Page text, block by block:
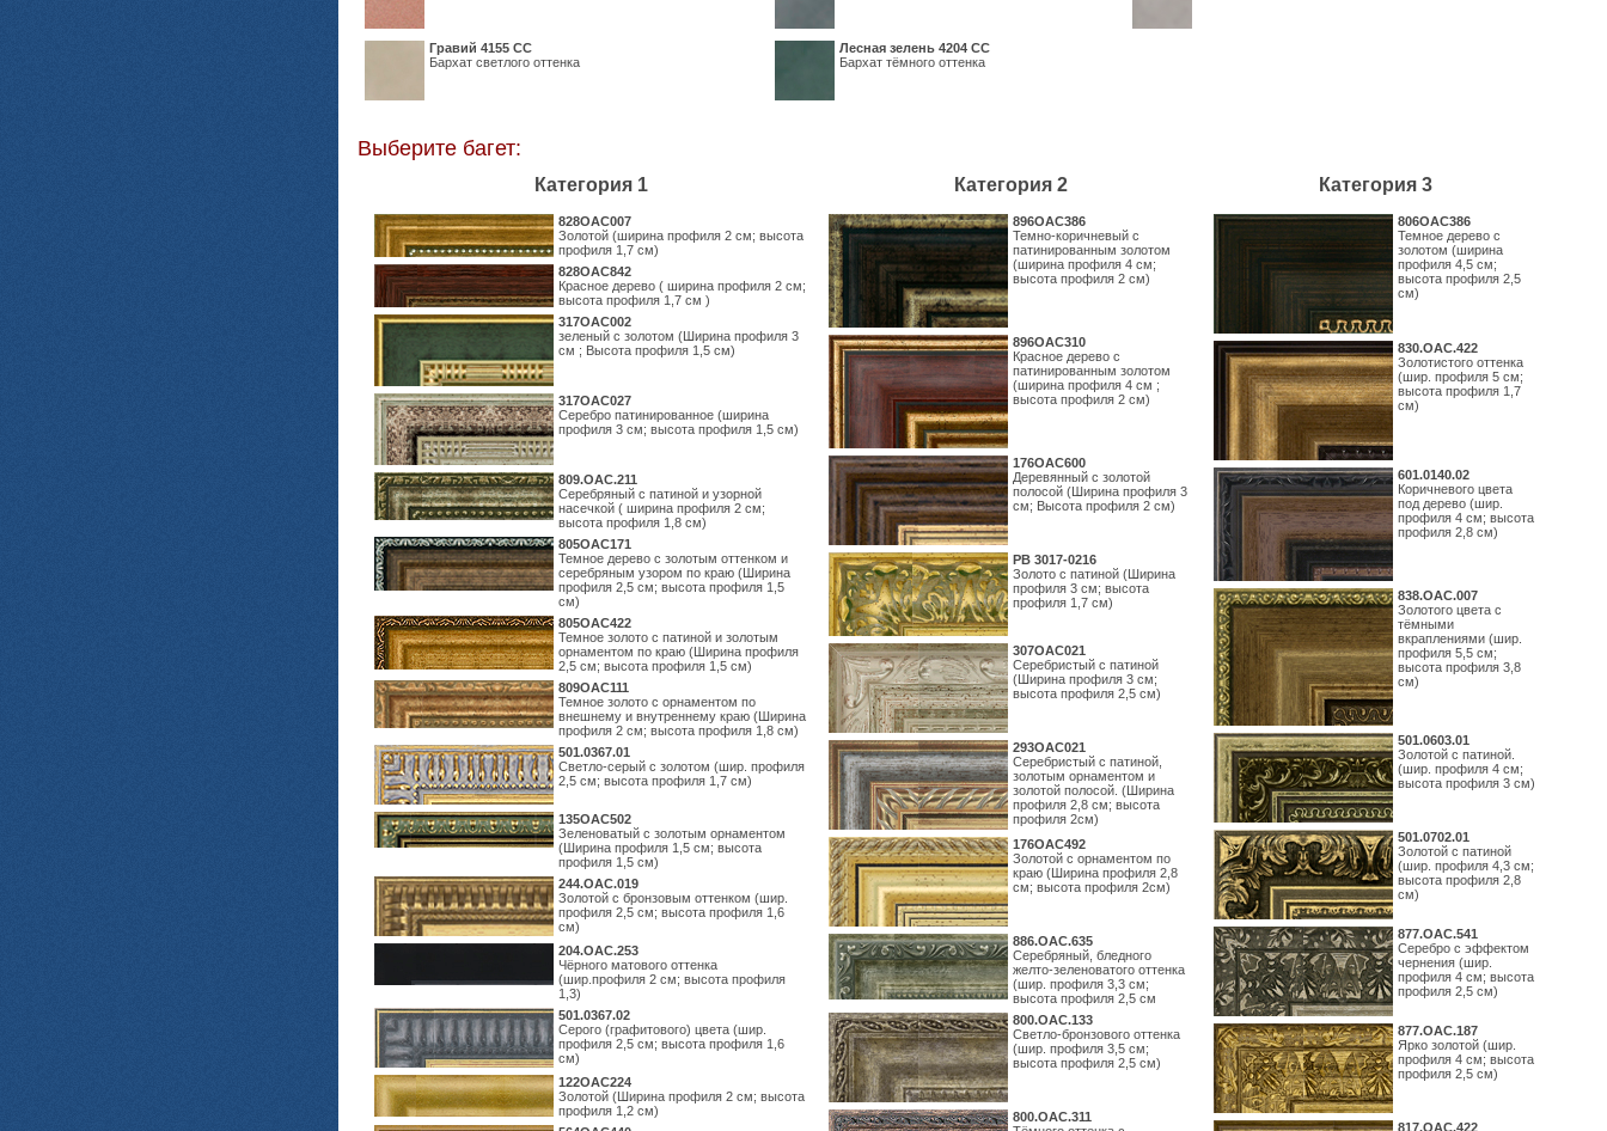
Гравий 4155 СС
Бархат светлого оттенка
Лесная зелень 4204 СС
Бархат тёмного оттенка
Выберите багет:
Категория 1 Категория 2 Категория 3
828OAC007
Золотой (ширина профиля 2 см; высота
профиля 1,7 см)
828OAC842
Красное дерево ( ширина профиля 2 см;
высота профиля 1,7 см )
317OAC002
зеленый с золотом (Ширина профиля 3
см ; Высота профиля 1,5 см)
317OAC027
Серебро патинированное (ширина
профиля 3 см; высота профиля 1,5 см)
809.ОАС.211
Серебряный с патиной и узорной
насечкой ( ширина профиля 2 см;
высота профиля 1,8 см)
805OAC171
Темное дерево с золотым оттенком и
серебряным узором по краю (Ширина
профиля 2,5 см; высота профиля 1,5
см)
805OAC422
Темное золото с патиной и золотым
орнаментом по краю (Ширина профиля
2,5 см; высота профиля 1,5 см)
809OAC111
Темное золото с орнаментом по
внешнему и внутреннему краю (Ширина
профиля 2 см; высота профиля 1,8 см)
501.0367.01
Светло-серый с золотом (шир. профиля
2,5 см; высота профиля 1,7 см)
135OAC502
Зеленоватый с золотым орнаментом
(Ширина профиля 1,5 см; высота
профиля 1,5 см)
244.ОАС.019
Золотой с бронзовым оттенком (шир.
профиля 2,5 см; высота профиля 1,6
см)
204.OAC.253
Чёрного матового оттенка
(шир.профиля 2 см; высота профиля
1,3)
501.0367.02
Серого (графитового) цвета (шир.
профиля 2,5 см; высота профиля 1,6
см)
122OAC224
Золотой (Ширина профиля 2 см; высота
профиля 1,2 см)
896OAC386
Темно-коричневый с
патинированным золотом
(ширина профиля 4 см;
высота профиля 2 см)
896OAC310
Красное дерево с
патинированным золотом
(ширина профиля 4 см ;
высота профиля 2 см)
176OAC600
Деревянный с золотой
полосой (Ширина профиля 3
см; Высота профиля 2 см)
PB 3017-0216
Золото с патиной (Ширина
профиля 3 см; высота
профиля 1,7 см)
307OAC021
Серебристый с патиной
(Ширина профиля 3 см;
высота профиля 2,5 см)
293OAC021
Серебристый с патиной,
золотым орнаментом и
золотой полосой. (Ширина
профиля 2,8 см; высота
профиля 2см)
176OAC492
Золотой с орнаментом по
краю (Ширина профиля 2,8
см; высота профиля 2см)
886.ОАС.635
Серебряный, бледного
желто-зеленоватого оттенка
(шир. профиля 3,3 см;
высота профиля 2,5 см
800.ОАС.133
Светло-бронзового оттенка
(шир. профиля 3,5 см;
высота профиля 2,5 см)
800.ОАС.311
806OAC386
Темное дерево с
золотом (ширина
профиля 4,5 см;
высота профиля 2,5
см)
830.ОАС.422
Золотистого оттенка
(шир. профиля 5 см;
высота профиля 1,7
см)
601.0140.02
Коричневого цвета
под дерево (шир.
профиля 4 см; высота
профиля 2,8 см)
838.ОАС.007
Золотого цвета с
тёмными
вкраплениями (шир.
профиля 5,5 см;
высота профиля 3,8
см)
501.0603.01
Золотой с патиной.
(шир. профиля 4 см;
высота профиля 3 см)
501.0702.01
Золотой с патиной
(шир. профиля 4,3 см;
высота профиля 2,8
см)
877.ОАС.541
Серебро с эффектом
чернения (шир.
профиля 4 см; высота
профиля 2,5 см)
877.ОАС.187
Ярко золотой (шир.
профиля 4 см; высота
профиля 2,5 см)
817.ОАС.422